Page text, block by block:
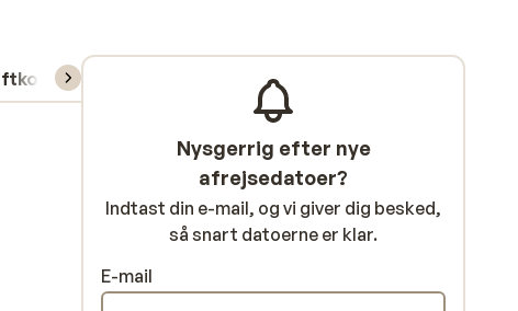
skileje/undervisning
Nysgerrig efter nye
afrejsedatoer?
Indtast din e-mail, og vi giver dig besked,
så snart datoerne er klar.
E-mail